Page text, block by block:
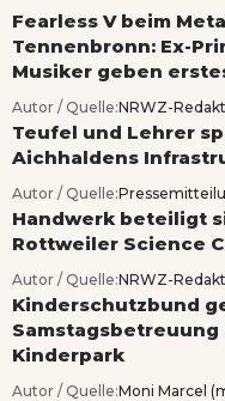
Fearless V beim
Tennenbronn: Ex-
Musiker geben
Autor / Quelle:NRWZ-
Teufel und Lehrer
Aichhaldens
Autor / Quelle:
Handwerk beteiligt
Rottweiler Science
Autor / Quelle:NRWZ-
Kinderschutzbund
Kinderpark
Autor / Quelle:Moni Marcel